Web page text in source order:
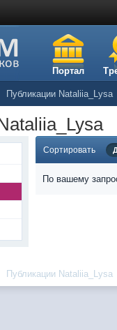
Портал
Публикации Nataliia_Lysa
Сортировать
По вашему
Публикации Nataliia_Lysa